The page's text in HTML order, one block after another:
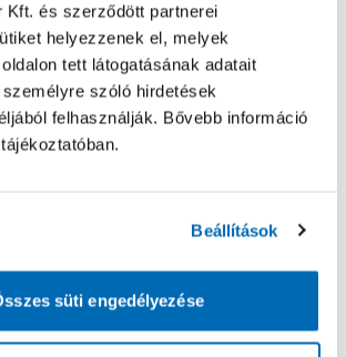
Kft. és szerződött partnerei
helyezzenek el, melyek
tett látogatásának adatait
szóló hirdetések
felhasználják. Bővebb információ
Beállítások
süti engedélyezése